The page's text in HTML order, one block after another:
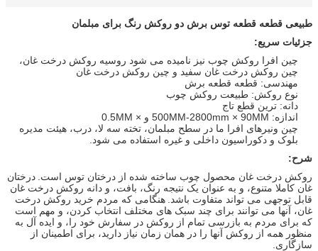
طبیعی قطعه قطعه توس برش دو روکش رنگ برای مبلمان
جزئیات سریع:
چین افرا روکش چوب نیز نامیده می شود روسیه روکش درخت غان،
چین روکش درخت غان سفید و چین روکش درخت غان
مهندسی: قطعه قطعه برش
نوع روکش: طبیعت روکش چوب
دانه: ترین قطع تاج
اندازه: 500MM-2800mm × 90MM و × 0.5MM
چین ونیرهای افرا ما در سطح مبلمان، تخته سه لا، درب، هیئت مدیره
بلوک و دکوراسیون داخلی و غیره استفاده می شود.
شرح:
روکش درخت غان محصول چوب ساخته شده از درختان توس است. درختان
غان کاملا متنوع، و به عنوان یک نتیجه رنگ، بافت، و دانه روکش درخت غان
قابل توجهی می تواند متفاوت باشد. هنگامی که مردم خرید روکش درخت
غان، آنها می توانند برای چند سبک های مختلف انتخاب کردن، و مهم است
که برای مردم به بازرسی تمام از روکش در سفارش خود را، و ایده آل به
منظور همه از روکش آنها را در همان زمان نیاز دارید، برای اطمینان از
سازگاری.